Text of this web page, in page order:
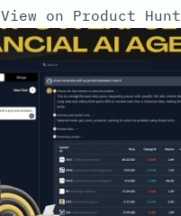
View on Product Hunt